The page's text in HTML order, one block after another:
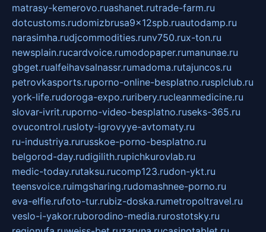
matrasy-kemerovo.ruashanet.rutrade-farm.ru
dotcustoms.rudomizbrusa9x12spb.ruautodamp.ru
narasimha.rudjcommodities.runv750.rux-ton.ru
newsplain.rucardvoice.rumodopaper.rumanunae.ru
gbget.rualfeihavsalnassr.rumadoma.rutajuncos.ru
petrovkasports.ruporno-online-besplatno.rusplclub.ru
york-life.rudoroga-expo.ruribery.rucleanmedicine.ru
slovar-ivrit.ruporno-video-besplatno.ruseks-365.ru
ovucontrol.rusloty-igrovyye-avtomaty.ru
ru-industriya.rurusskoe-porno-besplatno.ru
belgorod-day.rudigilith.rupichkurovlab.ru
medic-today.rutaksu.rucomp123.rudon-ykt.ru
teensvoice.ruimgsharing.rudomashnee-porno.ru
eva-elfie.rufoto-tur.rubiz-doska.rumetropoltravel.ru
veslo-i-yakor.ruborodino-media.rurostotsky.ru